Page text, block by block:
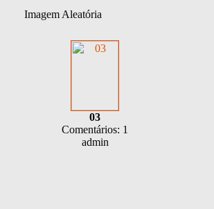
Imagem Aleatória
03
Comentários: 1
admin